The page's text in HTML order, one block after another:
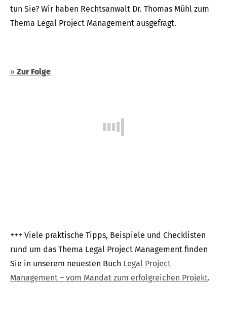
tun Sie? Wir haben Rechtsanwalt Dr. Thomas Mühl zum
Thema Legal Project Management ausgefragt.
» Zur Folge
+++ Viele praktische Tipps, Beispiele und Checklisten
rund um das Thema Legal Project Management finden
Sie in unserem neuesten Buch Legal Project
Management – vom Mandat zum erfolgreichen Projekt.